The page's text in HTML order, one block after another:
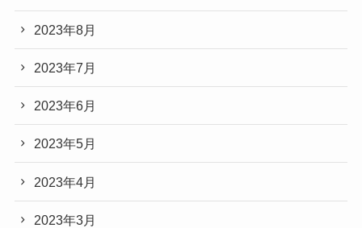
2023年8月
2023年7月
2023年6月
2023年5月
2023年4月
2023年3月